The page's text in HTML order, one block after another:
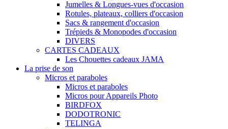
Jumelles & Longues-vues d'occasion
Rotules, plateaux, colliers d'occasion
Sacs & rangement d'occasion
Trépieds & Monopodes d'occasion
DIVERS
CARTES CADEAUX
Les Chouettes cadeaux JAMA
La prise de son
Micros et paraboles
Micros et paraboles
Micros pour Appareils Photo
BIRDFOX
DODOTRONIC
TELINGA